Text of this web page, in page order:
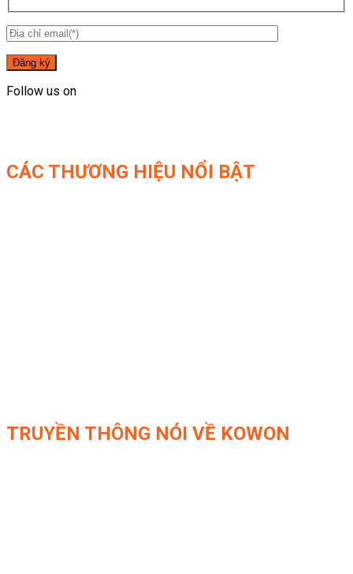
Follow us on
CÁC THƯƠNG HIỆU NỔI BẬT
TRUYỀN THÔNG NÓI VỀ KOWON